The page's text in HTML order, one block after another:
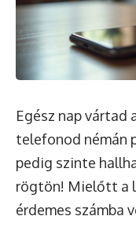
Egész nap vártad
telefonod némán
pedig szinte
rögtön! Mielőtt a
érdemes számba